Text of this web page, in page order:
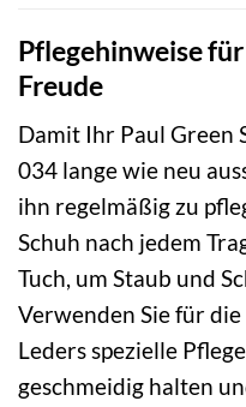
Pflegehinweise
Freude
Damit Ihr Paul Green
034 lange wie neu
ihn regelmäßig zu
Schuh nach jedem
Tuch, um Staub und
Verwenden Sie für
Leders spezielle
geschmeidig halten